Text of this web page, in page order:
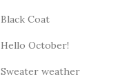
Black Coat
Hello October!
Sweater weather